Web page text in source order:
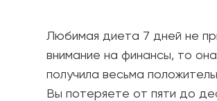
Любимая диета 7 дней не
внимание на финансы, то
получила весьма
Вы потеряете от пяти до